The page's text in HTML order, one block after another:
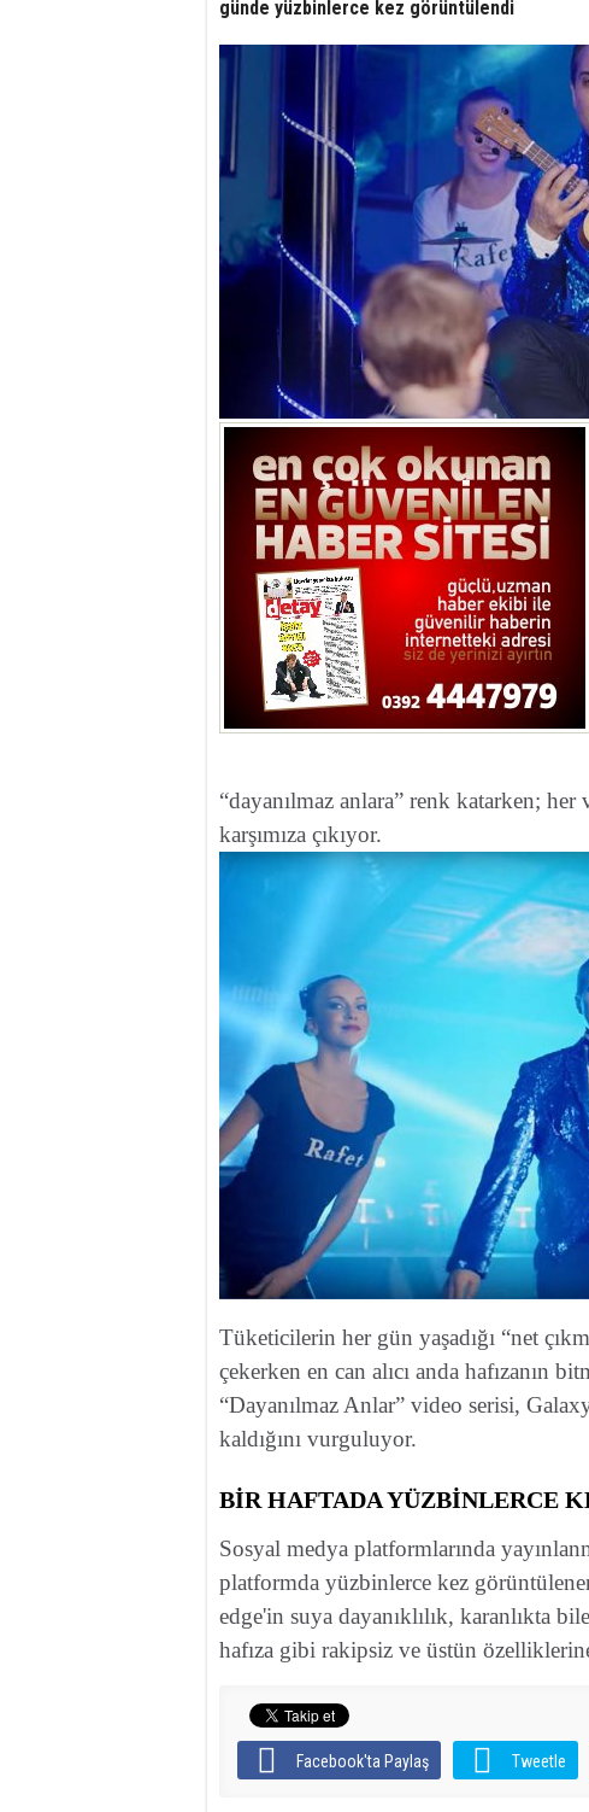
günde yüzbinlerce kez görüntülendi
“dayanılmaz anlara” renk katarken;
karşımıza çıkıyor.
Tüketicilerin her gün yaşadığı “net
çekerken en can alıcı anda hafızanın
“Dayanılmaz Anlar” video serisi,
kaldığını vurguluyor.
BİR HAFTADA YÜZBİNLERCE
Sosyal medya platformlarında
platformda yüzbinlerce kez
edge'in suya dayanıklılık, karanlıkta
hafıza gibi rakipsiz ve üstün
Facebook'ta Paylaş Tweetle